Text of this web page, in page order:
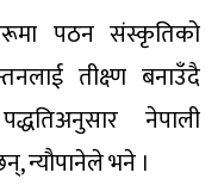
पठन संस्कृतिको
तीक्ष्ण बनाउँदै
नेपाली
न्यौपानेले भने ।